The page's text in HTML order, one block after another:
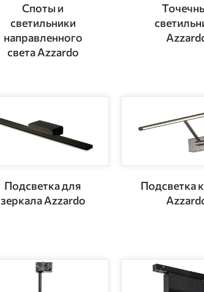
Споты и
светильники
направленного
света Azzardo
Подсветка для
зеркала Azzardo
Подсветка